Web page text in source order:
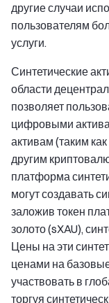
другие случаи
пользователям
услуги.
Синтетические
области
позволяет
цифровыми
активам (таким
другим
платформа
могут создавать
заложив токен
золото (sXAU),
Цены на эти
ценами на
участвовать в
торгуя